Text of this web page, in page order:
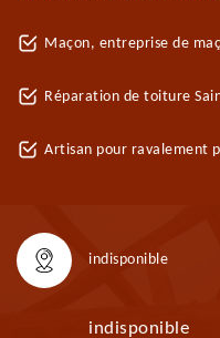
Maçon, entreprise de
Réparation de toiture
Artisan pour ravalement
indisponible
indisponible